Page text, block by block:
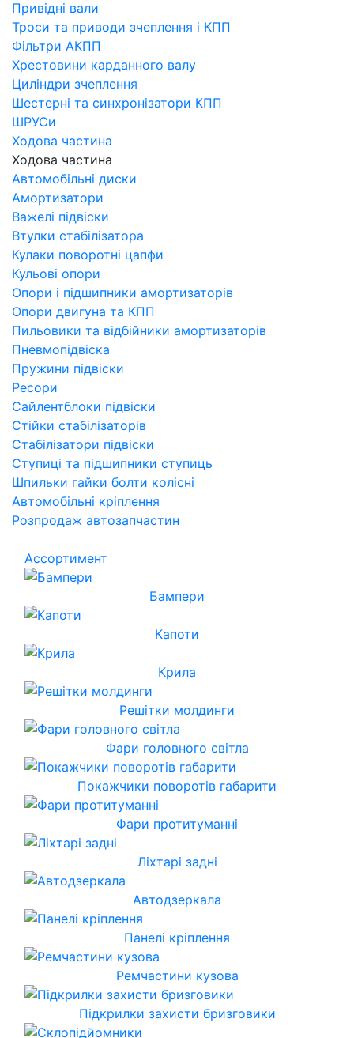
Привідні вали
Троси та приводи зчеплення і КПП
Фільтри АКПП
Хрестовини карданного валу
Циліндри зчеплення
Шестерні та синхронізатори КПП
ШРУСи
Ходова частина
Ходова частина
Автомобільні диски
Амортизатори
Важелі підвіски
Втулки стабілізатора
Кулаки поворотні цапфи
Кульові опори
Опори і підшипники амортизаторів
Опори двигуна та КПП
Пильовики та відбійники амортизаторів
Пневмопідвіска
Пружини підвіски
Ресори
Сайлентблоки підвіски
Стійки стабілізаторів
Стабілізатори підвіски
Ступиці та підшипники ступиць
Шпильки гайки болти колісні
Автомобільні кріплення
Розпродаж автозапчастин
Ассортимент
Бампери
Капоти
Крила
Решітки молдинги
Фари головного світла
Покажчики поворотів габарити
Фари протитуманні
Ліхтарі задні
Автодзеркала
Панелі кріплення
Ремчастини кузова
Підкрилки захисти бризговики